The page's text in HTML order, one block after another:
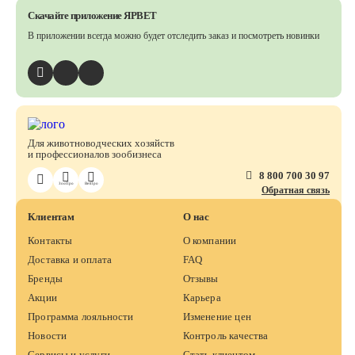
ЗооПро ВетПро
Для животноводческих хозяйств
и профессионалов зообизнеса
8 800 700 30 97
Обратная связь
Клиентам
Контакты
Доставка и оплата
Бренды
Акции
Программа лояльности
Новости
О нас
О компании
FAQ
Отзывы
Карьера
Изменение цен
Контроль качества
Скачайте приложение ЯРВЕТ
В приложении всегда можно будет отследить заказ и посмотреть новинки